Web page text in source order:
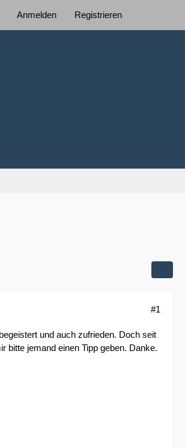
Anmelden Registrieren
#1
und auch zufrieden. Doch seit
bitte jemand einen Tipp geben. Danke.